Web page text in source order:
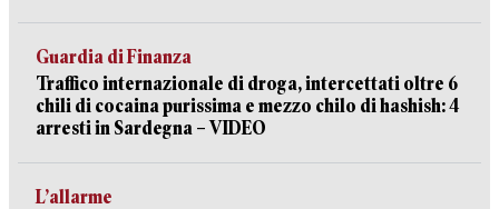
Guardia di Finanza
Traffico internazionale di droga, intercettati oltre 6
chili di cocaina purissima e mezzo chilo di hashish: 4
arresti in Sardegna – VIDEO
L’allarme